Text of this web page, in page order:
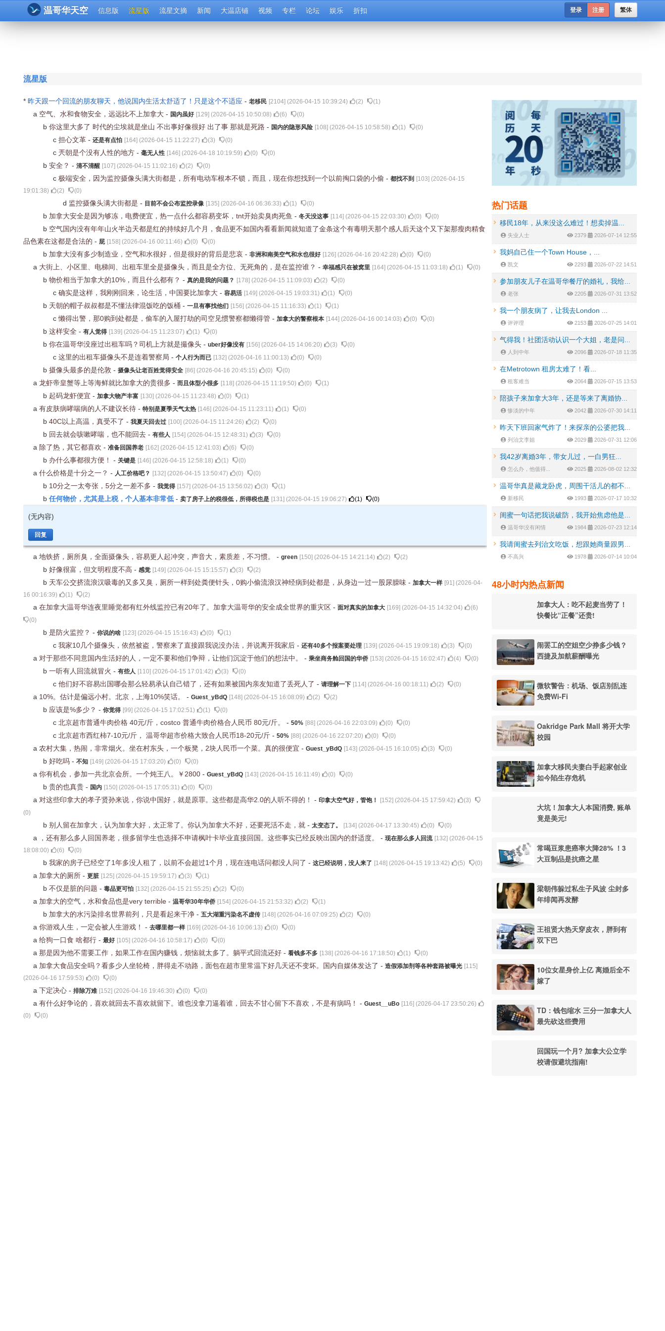
温哥华天空 信息版 流星版 流星文摘 新闻 大温店铺 视频 专栏 论坛 娱乐 折扣 繁体
登录 注册
流星版
* 昨天跟一个回流的朋友聊天，他说国内生活太舒适了！只是这个不适应 - 老移民 [2104] (2026-04-15 10:39:24) (2) (1)
a 空气、水和食物安全，远远比不上加拿大 - 国内虽好 [129] (2026-04-15 10:50:08) (6) (0)
b 你这里大多了 时代的尘埃就是坐山 不出事好像很好 出了事 那就是死路 - 国内的隐形风险 [108] (2026-04-15 10:58:58) (1) (0)
c 担心文革 - 还是有点怕 [164] (2026-04-15 11:22:27) (3) (0)
c 兲朝是个没有人性的地方 - 毫无人性 [146] (2026-04-18 10:19:59) (0) (0)
b 安全？ - 清不清醒 [107] (2026-04-15 11:02:16) (2) (0)
c 极端安全，因为监控摄像头满大街都是，所有电动车根本不锁，而且，现在你想找到一个以前掏口袋的小偷 - 都找不到 [103] (2026-04-15
19:01:38) (2) (0)
d 监控摄像头满大街都是 - 目前不会公布监控录像 [135] (2026-04-16 06:36:33) (1) (0)
b 加拿大安全是因为够冻，电费便宜，热一点什么都容易变坏，tnt开始卖臭肉死鱼 - 冬天没这事 [114] (2026-04-15 22:03:30) (0) (0)
b 空气国内没有年年山火半边天都是红的持续好几个月，食品更不如国内看看新闻就知道了金条这个有毒明天那个感人后天这个又下架那瘦肉精食
品色素在这都是合法的 - 屁 [158] (2026-04-16 00:11:46) (0) (0)
b 加拿大没有多少制造业，空气和水很好，但是很好的背后是悲哀 - 非洲和南美空气和水也很好 [126] (2026-04-16 20:42:28) (0) (0)
a 大街上、小区里、电梯间、出租车里全是摄像头，而且是全方位、无死角的，是在监控谁？ - 幸福感只在被窝里 [164] (2026-04-15 11:03:18) (1) (0)
b 物价相当于加拿大的10%，而且什么都有？ - 真的是我的问题？ [178] (2026-04-15 11:09:03) (2) (0)
c 确实是这样，我刚刚回来，论生活，中国要比加拿大 - 容易活 [149] (2026-04-15 19:03:31) (1) (0)
b 天朝的帽子叔叔都是不懂法律混饭吃的饭桶 - 一旦有事找他们 [156] (2026-04-15 11:16:33) (1) (1)
c懒得出警，那0购到处都是，偷车的入屋打劫的司空见惯警察都懒得管 - 加拿大的警察根本 [144] (2026-04-16 00:14:03) (0) (0)
b 这样安全 - 有人觉得 [139] (2026-04-15 11:23:07) (1) (0)
b 你在温哥华没座过出租车吗？司机上方就是撮像头 - uber好像没有 [156] (2026-04-15 14:06:20) (3) (0)
c 这里的出租车摄像头不是连着警察局 - 个人行为而已 [132] (2026-04-16 11:00:13) (0) (0)
b 摄像头最多的是伦敦 - 摄像头让老百姓觉得安全 [86] (2026-04-16 20:45:15) (0) (0)
a 龙虾帝皇蟹等上等海鲜就比加拿大的贵很多 - 而且体型小很多 [118] (2026-04-15 11:19:50) (0) (1)
b 起码龙虾便宜 - 加拿大物产丰富 [130] (2026-04-15 11:23:48) (0) (1)
a 有皮肤病哮喘病的人不建议长待 - 特别是夏季天气太热 [146] (2026-04-15 11:23:11) (1) (0)
b 40C以上高温，真受不了 - 我夏天回去过 [100] (2026-04-15 11:24:26) (2) (0)
b 回去就会咳嗽哮喘，也不能回去 - 有些人 [154] (2026-04-15 12:48:31) (3) (0)
a 除了热，其它都喜欢 - 准备回国养老 [162] (2026-04-15 12:41:03) (6) (0)
b 办什么事都很方便！ - 关键是 [146] (2026-04-15 12:58:18) (1) (0)
a 什么价格是十分之一？ - 人工价格吧？ [132] (2026-04-15 13:50:47) (0) (0)
b 10分之一太夸张，5分之一差不多 - 我觉得 [157] (2026-04-15 13:56:02) (3) (1)
b 任何物价，尤其是上税，个人基本非常低 - 卖了房子上的税很低，所得税也是 [131] (2026-04-15 19:06:27) (1) (0)
(无内容)
回复
a 地铁挤，厕所臭，全面摄像头，容易更人起冲突，声音大，素质差，不习惯。 - green [150] (2026-04-15 14:21:14) (2) (2)
b 好像很富，但文明程度不高 - 感觉 [149] (2026-04-15 15:15:57) (3) (2)
b 天车公交挤流浪汉吸毒的又多又臭，厕所一样到处粪便针头，0购小偷流浪汉神经病到处都是，从身边一过一股尿臊味 - 加拿大一样 [91] (2026-04-
16 00:16:39) (1) (2)
a 在加拿大温哥华连夜里睡觉都有红外线监控已有20年了。加拿大温哥华的安全成全世界的重灾区 - 面对真实的加拿大 [169] (2026-04-15 14:32:04) (6)
(0)
b 是防火监控？ - 你说的啥 [123] (2026-04-15 15:16:43) (0) (1)
c 我家10几个摄像头，依然被盗，警察来了直接跟我说没办法，并说离开我家后 - 还有40多个报案要处理 [139] (2026-04-15 19:09:18) (3) (0)
a 对于那些不同意国内生活好的人，一定不要和他们争辩，让他们沉淀于他们的想法中。 - 乘坐商务舱回国的华侨 [153] (2026-04-15 16:02:47) (4) (0)
b 一听有人回流就冒火 - 有些人 [110] (2026-04-15 17:01:42) (3) (0)
c 他们好不容易出国哪会那么轻易承认自己错了，还有如果被国内亲友知道了丢死人了 - 请理解一下 [114] (2026-04-16 00:18:11) (2) (0)
a 10%。估计是偏远小村。北京，上海10%笑话。 - Guest_yBdQ [148] (2026-04-15 16:08:09) (2) (2)
b 应该是%多少？ - 你觉得 [99] (2026-04-15 17:02:51) (1) (0)
c 北京超市普通牛肉价格 40元/斤，costco 普通牛肉价格合人民币 80元/斤。 - 50% [88] (2026-04-16 22:03:09) (0) (0)
c 北京超市西红柿7-10元/斤， 温哥华超市价格大致合人民币18-20元/斤 - 50% [88] (2026-04-16 22:07:20) (0) (0)
a 农村大集，热闹，非常烟火。坐在村东头，一个板凳，2块人民币一个菜。真的很便宜 - Guest_yBdQ [143] (2026-04-15 16:10:05) (3) (0)
b 好吃吗 - 不知 [149] (2026-04-15 17:03:20) (0) (0)
a 你有机会，参加一共北京会所。一个炖王八。￥2800 - Guest_yBdQ [143] (2026-04-15 16:11:49) (0) (0)
b 贵的也真贵 - 国内 [150] (2026-04-15 17:05:31) (0) (0)
a 对这些印拿大的孝子贤孙来说，你说中国好，就是原罪。这些都是高华2.0的人听不得的！ - 印拿大空气好，管饱！ [152] (2026-04-15 17:59:42) (3)
(0)
b 别人留在加拿大，认为加拿大好，太正常了。你认为加拿大不好，还要死活不走，就 - 太变态了。 [134] (2026-04-17 13:30:45) (0) (0)
a ，还有那么多人回国养老，很多留学生也选择不申请枫叶卡毕业直接回国。这些事实已经反映出国内的舒适度。 - 现在那么多人回流 [132] (2026-04-15
18:08:00) (6) (0)
b 我家的房子已经空了1年多没人租了，以前不会超过1个月，现在连电话问都没人问了 - 这已经说明，没人来了 [148] (2026-04-15 19:13:42) (5) (0)
a 加拿大的厕所 - 更脏 [125] (2026-04-15 19:59:17) (3) (1)
b 不仅是脏的问题 - 毒品更可怕 [132] (2026-04-15 21:55:25) (2) (0)
a 加拿大的空气，水和食品也是very terrible - 温哥华30年华侨 [154] (2026-04-15 21:53:32) (2) (1)
b 加拿大的水污染排名世界前列，只是看起来干净 - 五大湖重污染名不虚传 [148] (2026-04-16 07:09:25) (2) (0)
a 你游戏人生，一定会被人生游戏！ - 去哪里都一样 [169] (2026-04-16 10:06:13) (0) (0)
a 给狗一口食 啥都行 - 最好 [105] (2026-04-16 10:58:17) (0) (0)
a 那是因为他不需要工作，如果工作在国内赚钱，烦恼就太多了。躺平式回流还好 - 看钱多不多 [138] (2026-04-16 17:18:50) (1) (0)
a 加拿大食品安全吗？看多少人坐轮椅，胖得走不动路，面包在超市里常温下好几天还不变坏。国内自媒体发达了 - 造假添加剂等各种套路被曝光 [115]
(2026-04-16 17:59:53) (0) (0)
a 下定决心 - 排除万难 [152] (2026-04-16 19:46:30) (0) (0)
a 有什么好争论的，喜欢就回去不喜欢就留下。谁也没拿刀逼着谁，回去不甘心留下不喜欢，不是有病吗！ - Guest__uBo [116] (2026-04-17 23:50:26)
(0) (0)
热门话题
移民18年，从来没这么难过！想卖掉温...
失业人士 2379 2026-07-14 12:55
我妈自己住一个Town House，...
凯文 2293 2026-07-22 14:51
参加朋友儿子在温哥华餐厅的婚礼，我给...
老张 2205 2026-07-31 13:52
我一个朋友病了，让我去London ...
评评理 2153 2026-07-25 14:01
气得我！社团活动认识一个大姐，老是问...
人到中年 2096 2026-07-18 11:35
在Metrotown 租房太难了！看...
租客难当 2064 2026-07-15 13:53
陪孩子来加拿大3年，还是等来了离婚协...
惨淡的中年 2042 2026-07-30 14:11
昨天下班回家气炸了！来探亲的公婆把我...
列治文李姐 2029 2026-07-31 12:06
我42岁离婚3年，带女儿过，一白男狂...
怎么办，他值得... 2025 2026-08-02 12:32
温哥华真是藏龙卧虎，周围干活儿的都不...
新移民 1993 2026-07-17 10:32
闺蜜一句话把我说破防，我开始焦虑他是...
温哥华没有闲情 1984 2026-07-23 12:14
我请闺蜜去列治文吃饭，想跟她商量跟男...
不高兴 1978 2026-07-14 10:04
48小时内热点新闻
加拿大人：吃不起麦当劳了！
快餐比“正餐”还贵!
闹罢工的空姐空少挣多少钱？
西捷及加航薪酬曝光
微软警告：机场、饭店别乱连
免费Wi-Fi
Oakridge Park Mall 将开大学
校园
加拿大移民夫妻白手起家创业
如今陷生存危机
大坑！加拿大人本国消费, 账单
竟是美元!
常喝豆浆患癌率大降28% ！3
大豆制品是抗癌之星
梁朝伟躲过私生子风波 尘封多
年绯闻再发酵
王祖贤大热天穿皮衣，胖到有
双下巴
10位女星身价上亿 离婚后全不
嫁了
TD：钱包缩水 三分一加拿大人
最先砍这些费用
回国玩一个月? 加拿大公立学
校请假避坑指南!